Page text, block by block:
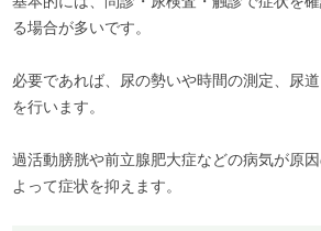
る場合が多いです。
必要であれば、尿の勢いや時間の測定、尿
を行います。
過活動膀胱や前立腺肥大症などの病気が原
よって症状を抑えます。